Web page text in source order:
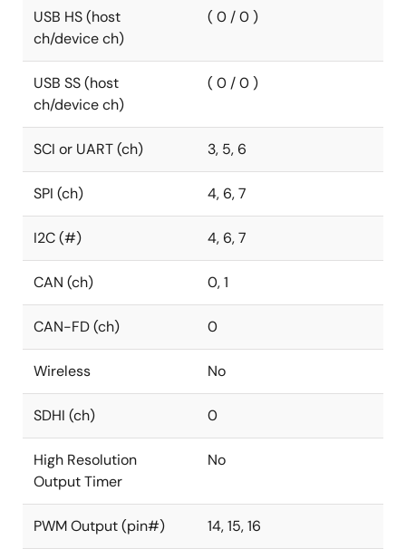
USB HS (host
ch/device ch)
( 0 / 0 )
USB SS (host
ch/device ch)
( 0 / 0 )
SCI or UART (ch) 3, 5, 6
SPI (ch) 4, 6, 7
I2C (#) 4, 6, 7
CAN (ch) 0, 1
CAN-FD (ch) 0
Wireless No
SDHI (ch) 0
High Resolution
Output Timer
No
PWM Output (pin#) 14, 15, 16